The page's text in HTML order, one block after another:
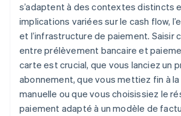
s’adaptent à des contextes distincts
implications variées sur le cash flow,
et l’infrastructure de paiement. Saisir
entre prélèvement bancaire et
carte est crucial, que vous lanciez un
abonnement, que vous mettiez fin à
manuelle ou que vous choisissiez le
paiement adapté à un modèle de